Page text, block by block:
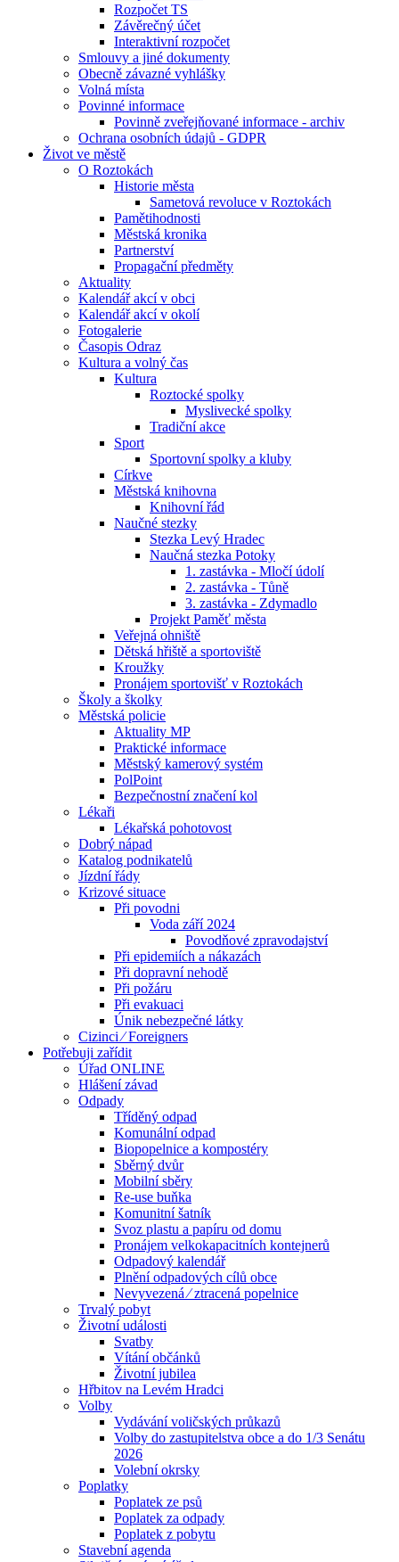
Rozpočet TS
Závěrečný účet
Interaktivní rozpočet
Smlouvy a jiné dokumenty
Obecně závazné vyhlášky
Volná místa
Povinné informace
Povinně zveřejňované informace - archiv
Ochrana osobních údajů - GDPR
Život ve městě
O Roztokách
Historie města
Sametová revoluce v Roztokách
Pamětihodnosti
Městská kronika
Partnerství
Propagační předměty
Aktuality
Kalendář akcí v obci
Kalendář akcí v okolí
Fotogalerie
Časopis Odraz
Kultura a volný čas
Kultura
Roztocké spolky
Myslivecké spolky
Tradiční akce
Sport
Sportovní spolky a kluby
Církve
Městská knihovna
Knihovní řád
Naučné stezky
Stezka Levý Hradec
Naučná stezka Potoky
1. zastávka - Mločí údolí
2. zastávka - Tůně
3. zastávka - Zdymadlo
Projekt Paměť města
Veřejná ohniště
Dětská hřiště a sportoviště
Kroužky
Pronájem sportovišť v Roztokách
Školy a školky
Městská policie
Aktuality MP
Praktické informace
Městský kamerový systém
PolPoint
Bezpečnostní značení kol
Lékaři
Lékařská pohotovost
Dobrý nápad
Katalog podnikatelů
Jízdní řády
Krizové situace
Při povodni
Voda září 2024
Povodňové zpravodajství
Při epidemiích a nákazách
Při dopravní nehodě
Při požáru
Při evakuaci
Únik nebezpečné látky
Cizinci ⁄ Foreigners
Potřebuji zařídit
Úřad ONLINE
Hlášení závad
Odpady
Tříděný odpad
Komunální odpad
Biopopelnice a kompostéry
Sběrný dvůr
Mobilní sběry
Re-use buňka
Komunitní šatník
Svoz plastu a papíru od domu
Pronájem velkokapacitních kontejnerů
Odpadový kalendář
Plnění odpadových cílů obce
Nevyvezená ⁄ ztracená popelnice
Trvalý pobyt
Životní události
Svatby
Vítání občánků
Životní jubilea
Hřbitov na Levém Hradci
Volby
Vydávání voličských průkazů
Volby do zastupitelstva obce a do 1/3 Senátu
2026
Volební okrsky
Poplatky
Poplatek ze psů
Poplatek za odpady
Poplatek z pobytu
Stavební agenda